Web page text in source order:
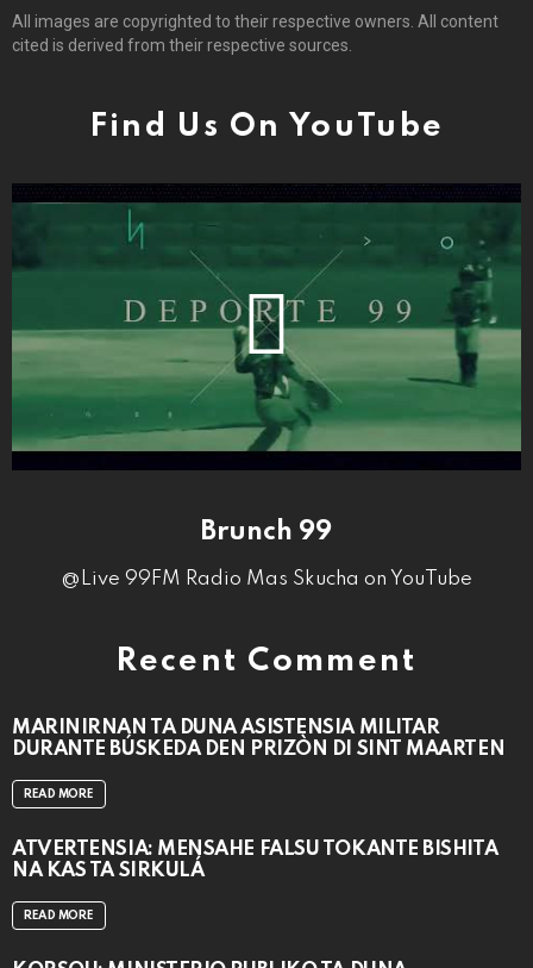
All images are copyrighted to their respective owners. All content
cited is derived from their respective sources.
Find Us On YouTube
Brunch 99
@Live 99FM Radio Mas Skucha on YouTube
Recent Comment
MARINIRNAN TA DUNA ASISTENSIA MILITAR
DURANTE BÚSKEDA DEN PRIZÒN DI SINT MAARTEN
READ MORE
ATVERTENSIA: MENSAHE FALSU TOKANTE BISHITA
NA KAS TA SIRKULÁ
READ MORE